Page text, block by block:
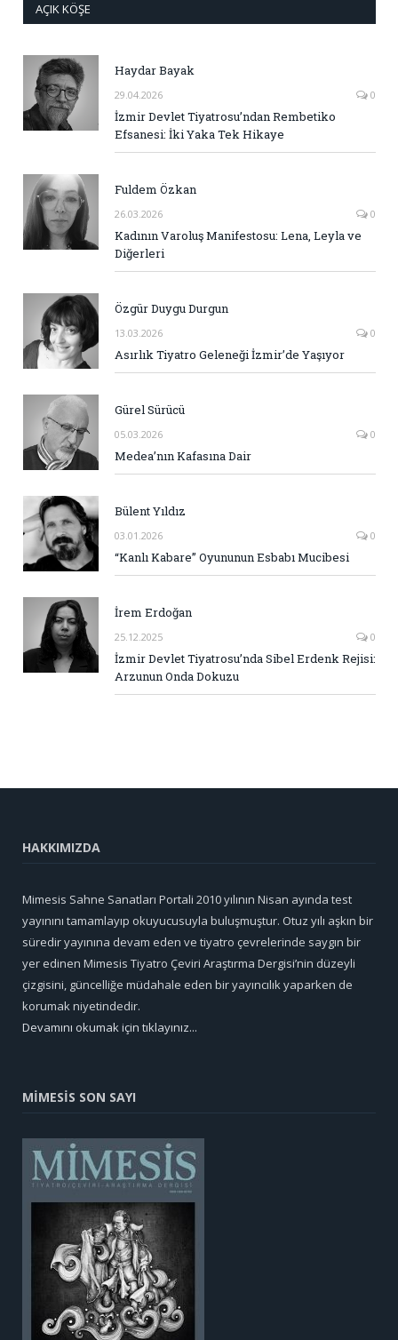
AÇIK KÖŞE
Haydar Bayak
29.04.2026 0
İzmir Devlet Tiyatrosu’ndan Rembetiko
Efsanesi: İki Yaka Tek Hikaye
Fuldem Özkan
26.03.2026 0
Kadının Varoluş Manifestosu: Lena, Leyla ve
Diğerleri
Özgür Duygu Durgun
13.03.2026 0
Asırlık Tiyatro Geleneği İzmir’de Yaşıyor
Gürel Sürücü
05.03.2026 0
Medea’nın Kafasına Dair
Bülent Yıldız
03.01.2026 0
“Kanlı Kabare” Oyununun Esbabı Mucibesi
İrem Erdoğan
25.12.2025 0
İzmir Devlet Tiyatrosu’nda Sibel Erdenk Rejisi:
Arzunun Onda Dokuzu
HAKKIMIZDA
Mimesis Sahne Sanatları Portali 2010 yılının Nisan ayında test
yayınını tamamlayıp okuyucusuyla buluşmuştur. Otuz yılı aşkın bir
süredir yayınına devam eden ve tiyatro çevrelerinde saygın bir
yer edinen Mimesis Tiyatro Çeviri Araştırma Dergisi’nin düzeyli
çizgisini, güncelliğe müdahale eden bir yayıncılık yaparken de
korumak niyetindedir.
Devamını okumak için tıklayınız...
MİMESİS SON SAYI